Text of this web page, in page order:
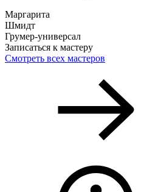
Маргарита
Шмидт
Грумер-универсал
Записаться к мастеру
Смотреть всех мастеров